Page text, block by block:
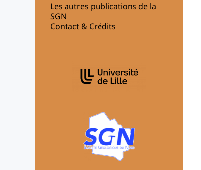
Les autres publications de la
SGN
Contact & Crédits